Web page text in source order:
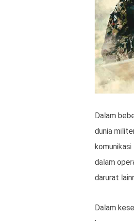
Dalam
dunia
dalam
darurat
Dalam